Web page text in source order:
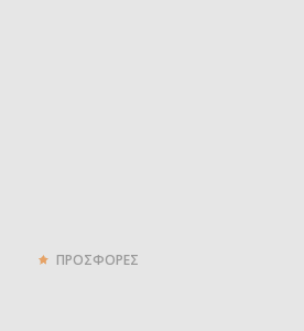
ΠΡΟΣΦΟΡΕΣ